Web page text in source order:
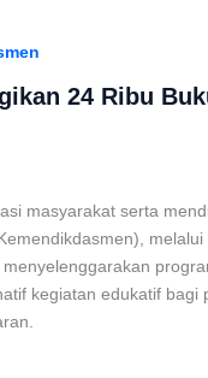
24 Ribu
masyarakat serta
melalui
kegiatan edukatif bagi